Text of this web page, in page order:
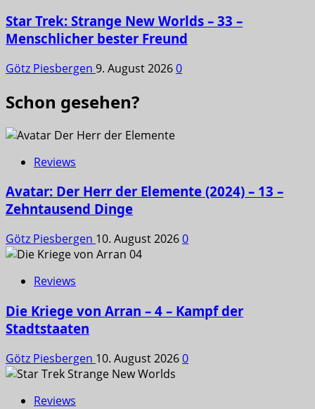
Star Trek: Strange New Worlds – 33 –
Menschlicher bester Freund
Götz Piesbergen 9. August 20260
Schon gesehen?
Reviews
Avatar: Der Herr der Elemente (2024) – 13 –
Zehntausend Dinge
Götz Piesbergen 10. August 20260
Reviews
Die Kriege von Arran – 4 – Kampf der
Stadtstaaten
Götz Piesbergen 10. August 20260
Reviews